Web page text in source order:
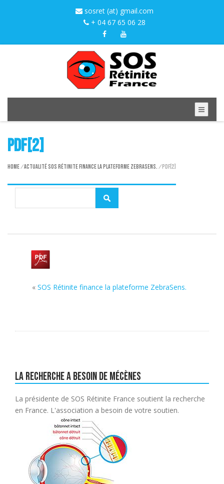
sosret (at) gmail.com
+ 04 67 65 06 28
pdf[2]
Home/ActualitéSOS Rétinite finance la plateforme ZebraSens. /pdf[2]
« SOS Rétinite finance la plateforme ZebraSens.
La recherche a besoin de mécènes
La présidente de SOS Rétinite France soutient la recherche
en France. L'association a besoin de votre soutien.